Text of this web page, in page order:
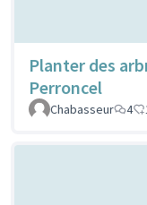
Planter des
Perroncel
Chabasseur
4